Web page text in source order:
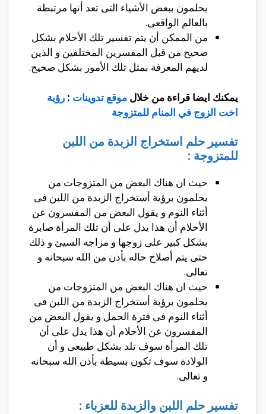
يحلمون ببعض الأشياء التى تعد أنها مرتبطة
بالعالم الواقعى.
من الممكن أن يتم تفسير تلك الأحلام بشكل
صحيح من قبل المفسرين المختلفين و الذين
لديهم المعرفة بمثل تلك الأمور بشكل صحيح.
يمكنك ايضا قراءة من خلال موقع تدوينات : رؤية
اخت الزوج في المنام للمتزوجة
تفسير حلم استخراج الزبدة من اللبن
للمتزوجة :
حيث ان هناك البعض من المتزوجات من
يحلمون برؤية أستخراج الزبدة من اللبن فى
أثناء النوم و يقول البعض من المفسرون عن
الأحلام أن هذا يدل على أن تلك المرأة صابرة
بشكل كبير على زوجها و مزاجه السيئ و ذلك
حتى يتم أصلاح حاله بأذن من الله سبحانه و
تعالى.
حيث ان هناك البعض من المتزوجات من
يحلمون برؤية أستخراج الزبدة من اللبن فى
أثناء النوم فى فترة الحمل و يقول البعض من
المفسرون عن الأحلام أن هذا يدل على أن
تلك المرأة سوف تلد بشكل طبيعى و أن
الولادة سوف تكون بسيطة بأذن الله سبحانه
و تعالى.
تفسير حلم اللبن والزبدة للعزباء :